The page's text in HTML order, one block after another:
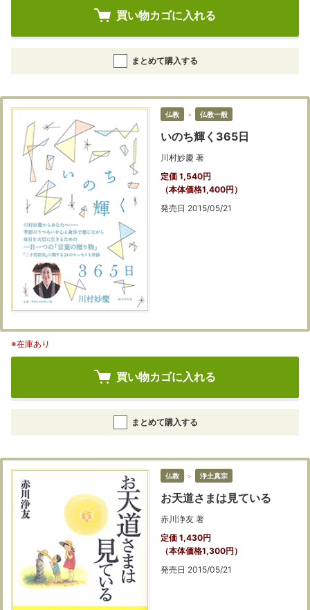
買い物カゴに入れる
まとめて購入する
仏教 ＞ 仏教一般
いのち輝く365日
川村妙慶 著
定価 1,540円
（本体価格1,400円）
発売日 2015/05/21
※在庫あり
買い物カゴに入れる
まとめて購入する
仏教 ＞ 浄土真宗
お天道さまは見ている
赤川浄友 著
定価 1,430円
（本体価格1,300円）
発売日 2015/05/21